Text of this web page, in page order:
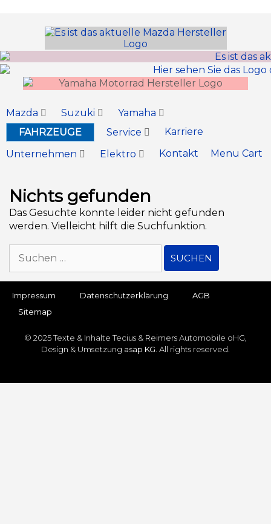
Mazda Suzuki
Yamaha
FAHRZEUGE
Service
Karriere
Unternehmen
Elektro Kontakt Menu Cart
Nichts gefunden
Das Gesuchte konnte leider nicht gefunden
werden. Vielleicht hilft die Suchfunktion.
Impressum Datenschutz­erklärung
AGB
Sitemap
© 2025 Texte & Inhalte Tecius & Reimers Automobile oHG,
Design & Umsetzung asap KG . All rights reserved.